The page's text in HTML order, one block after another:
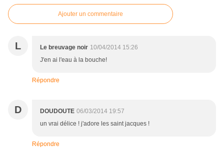
Ajouter un commentaire
L Le breuvage noir 10/04/2014 15:26
J'en ai l'eau à la bouche!
Répondre
D DOUDOUTE 06/03/2014 19:57
un vrai délice ! j'adore les saint jacques !
Répondre